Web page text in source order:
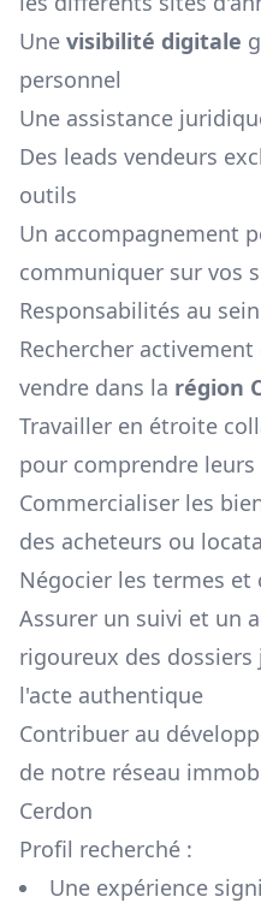
Une visibilité digitale
personnel
Une assistance
Des leads vendeurs
outils
Un accompagnement
communiquer sur vos
Responsabilités au
Rechercher
vendre dans la région
Travailler en étroite
pour comprendre
Commercialiser les
des acheteurs ou
Négocier les termes
Assurer un suivi et un
rigoureux des
l'acte authentique
Contribuer au
de notre réseau
Cerdon
Profil recherché :
Une expérience